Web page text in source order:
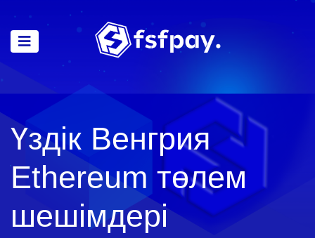
Үздік Венгрия
Ethereum төлем
шешімдері